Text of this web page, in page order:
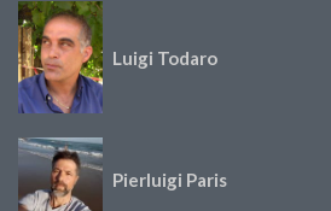
Luigi Todaro
Pierluigi Paris